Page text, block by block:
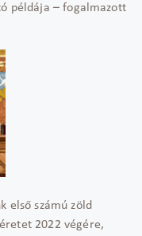
példája – fogalmazott
első számú zöld
2022 végére,